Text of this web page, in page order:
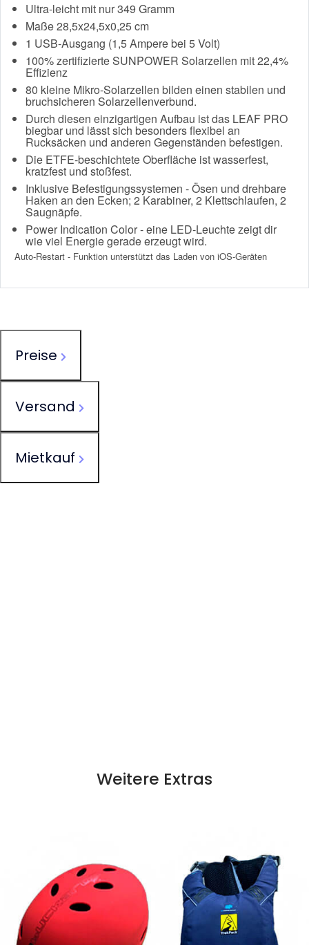
Ultra-leicht mit nur 349 Gramm
Maße 28,5x24,5x0,25 cm
1 USB-Ausgang (1,5 Ampere bei 5 Volt)
100% zertifizierte SUNPOWER Solarzellen mit 22,4%
Effizienz
80 kleine Mikro-Solarzellen bilden einen stabilen und
bruchsicheren Solarzellenverbund.
Durch diesen einzigartigen Aufbau ist das LEAF PRO
biegbar und lässt sich besonders flexibel an
Rucksäcken und anderen Gegenständen befestigen.
Die ETFE-beschichtete Oberfläche ist wasserfest,
kratzfest und stoßfest.
Inklusive Befes­ti­gungs­systemen - Ösen und drehbare
Haken an den Ecken; 2 Karabiner, 2 Klettschlaufen, 2
Saugnäpfe.
Power Indication Color - eine LED-Leuchte zeigt dir
wie viel Energie gerade erzeugt wird.
Auto-Restart - Funktion unterstützt das Laden von iOS-Geräten
Preise
Versand
Mietkauf
Weitere Extras